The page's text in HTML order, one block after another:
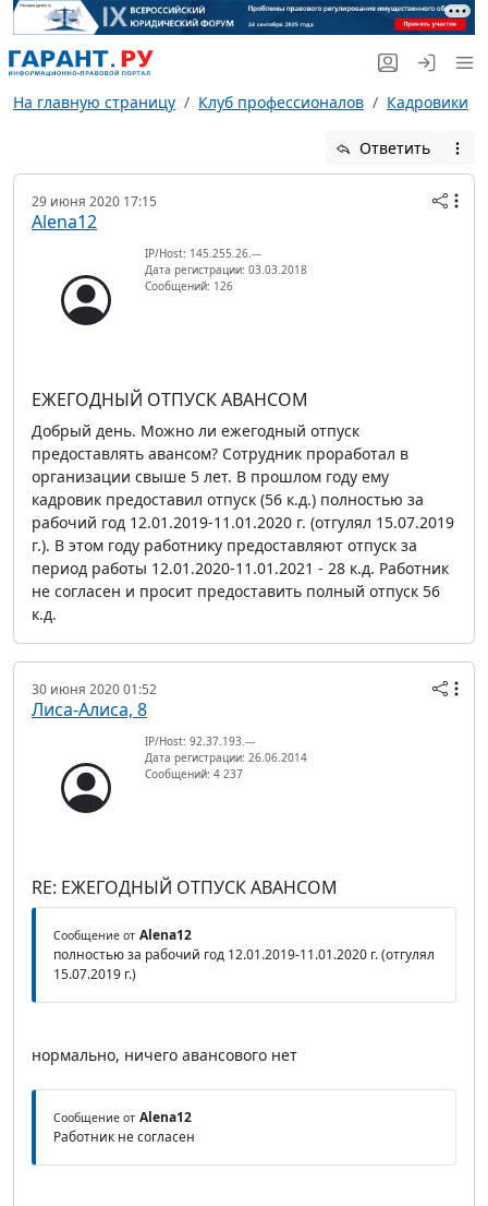
На главную страницу Клуб профессионалов Кадровики
Ответить
29 июня 2020 17:15
Alena12
IP/Host: 145.255.26.---
Дата регистрации: 03.03.2018
Сообщений: 126
ЕЖЕГОДНЫЙ ОТПУСК АВАНСОМ
Добрый день. Можно ли ежегодный отпуск
предоставлять авансом? Сотрудник проработал в
организации свыше 5 лет. В прошлом году ему
кадровик предоставил отпуск (56 к.д.) полностью за
рабочий год 12.01.2019-11.01.2020 г. (отгулял 15.07.2019
г.). В этом году работнику предоставляют отпуск за
период работы 12.01.2020-11.01.2021 - 28 к.д. Работник
не согласен и просит предоставить полный отпуск 56
к.д.
30 июня 2020 01:52
Лиса-Алиса, 8
IP/Host: 92.37.193.---
Дата регистрации: 26.06.2014
Сообщений: 4 237
RE: ЕЖЕГОДНЫЙ ОТПУСК АВАНСОМ
Сообщение от Alena12
полностью за рабочий год 12.01.2019-11.01.2020 г. (отгулял
15.07.2019 г.)
нормально, ничего авансового нет
Сообщение от Alena12
Работник не согласен